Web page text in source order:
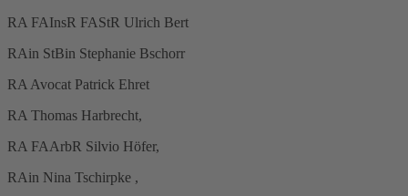
RA FAInsR FAStR Ulrich Bert
RAin StBin Stephanie Bschorr
RA Avocat Patrick Ehret
RA Thomas Harbrecht,
RA FAArbR Silvio Höfer,
RAin Nina Tschirpke ,